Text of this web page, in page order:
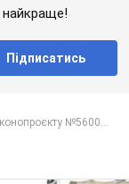
найкраще!
Підписатись
№5600...